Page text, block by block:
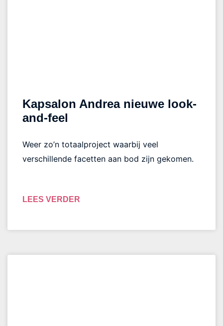
Kapsalon Andrea nieuwe look-
and-feel
Weer zo’n totaalproject waarbij veel
verschillende facetten aan bod zijn gekomen.
LEES VERDER